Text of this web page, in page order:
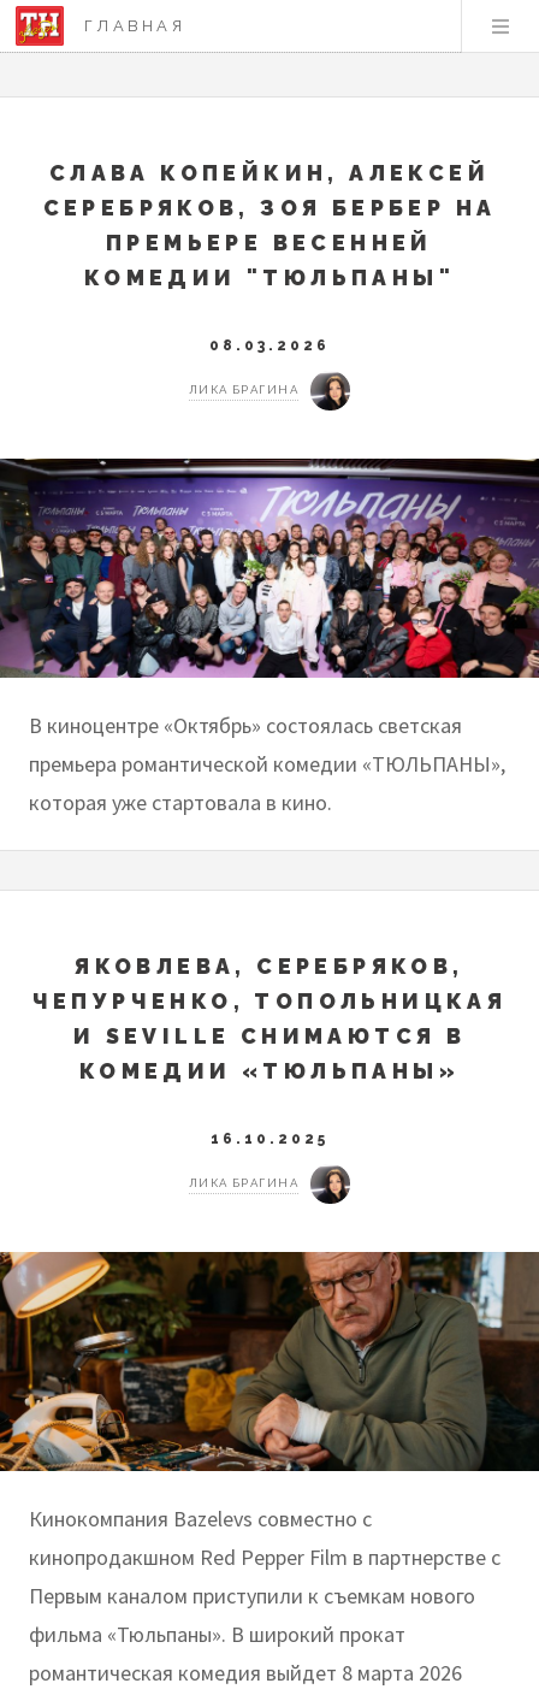
ГЛАВНАЯ
СЛАВА КОПЕЙКИН, АЛЕКСЕЙ
СЕРЕБРЯКОВ, ЗОЯ БЕРБЕР НА
ПРЕМЬЕРЕ ВЕСЕННЕЙ
КОМЕДИИ "ТЮЛЬПАНЫ"
08.03.2026
ЛИКА БРАГИНА
В киноцентре «Октябрь» состоялась светская
премьера романтической комедии «ТЮЛЬПАНЫ»,
которая уже стартовала в кино.
ЯКОВЛЕВА, СЕРЕБРЯКОВ,
ЧЕПУРЧЕНКО, ТОПОЛЬНИЦКАЯ
И SEVILLE СНИМАЮТСЯ В
КОМЕДИИ «ТЮЛЬПАНЫ»
16.10.2025
ЛИКА БРАГИНА
Кинокомпания Bazelevs совместно с
кинопродакшном Red Pepper Film в партнерстве с
Первым каналом приступили к съемкам нового
фильма «Тюльпаны». В широкий прокат
романтическая комедия выйдет 8 марта 2026